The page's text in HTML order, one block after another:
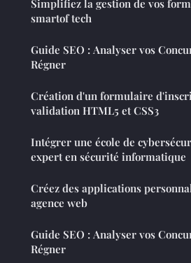
Simplifiez la gestion de vos
smartof tech
Guide SEO : Analyser vos
Régner
Création d'un formulaire
validation HTML5 et CSS3
Intégrer une école de
expert en sécurité informatique
Créez des applications
agence web
Guide SEO : Analyser vos
Régner